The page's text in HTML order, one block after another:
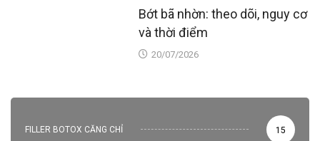
Bớt bã nhờn: theo dõi, nguy cơ
và thời điểm
20/07/2026
FILLER BOTOX CĂNG CHỈ 15